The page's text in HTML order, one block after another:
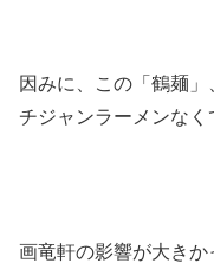
因みに、この「鶴麺
チジャンラーメンなく
画竜軒の影響が大きか